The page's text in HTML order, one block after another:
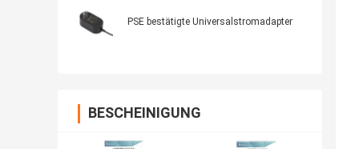
PSE bestätigte Universalstromadapter
BESCHEINIGUNG